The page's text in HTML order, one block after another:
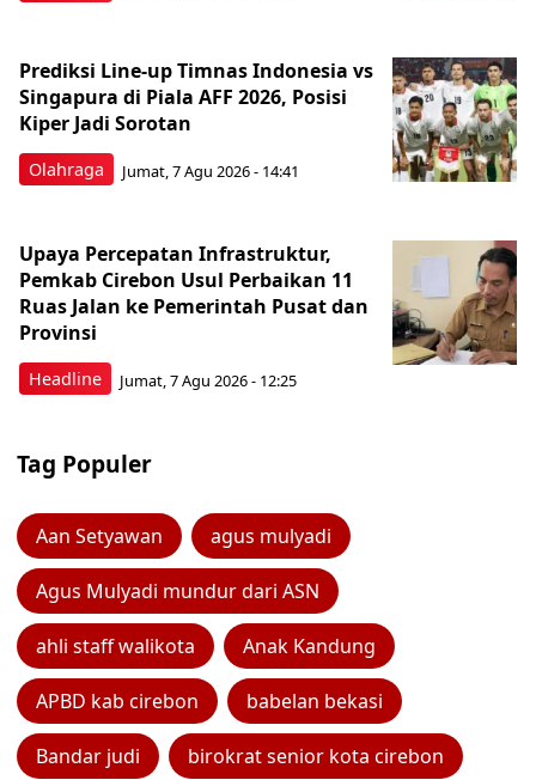
Olahraga
Prediksi Line-up Timnas Indonesia vs
Singapura di Piala AFF 2026, Posisi
Kiper Jadi Sorotan
Jumat, 7 Agu 2026 - 14:41
Headline
Upaya Percepatan Infrastruktur,
Pemkab Cirebon Usul Perbaikan 11
Ruas Jalan ke Pemerintah Pusat dan
Provinsi
Jumat, 7 Agu 2026 - 12:25
Tag Populer
Aan Setyawan agus mulyadi
Agus Mulyadi mundur dari ASN
ahli staff walikota Anak Kandung
APBD kab cirebon babelan bekasi
Bandar judi birokrat senior kota cirebon